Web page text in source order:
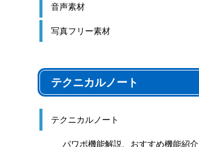
音声素材
写真フリー素材
テクニカルノート
テクニカルノート
パワポ機能解説、おすすめ機能紹介